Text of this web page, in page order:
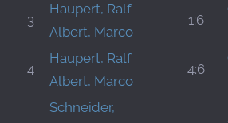
3
Haupert, Ralf
Albert, Marco
1:6
4
Haupert, Ralf
Albert, Marco
4:6
Schneider,